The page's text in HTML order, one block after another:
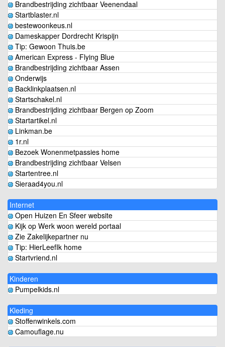
Brandbestrijding zichtbaar Veenendaal
Startblaster.nl
bestewoonkeus.nl
Dameskapper Dordrecht Krispijn
Tip: Gewoon Thuis.be
American Express - Flying Blue
Brandbestrijding zichtbaar Assen
Onderwijs
Backlinkplaatsen.nl
Startschakel.nl
Brandbestrijding zichtbaar Bergen op Zoom
Startartikel.nl
Linkman.be
1r.nl
Bezoek Wonenmetpassies home
Brandbestrijding zichtbaar Velsen
Startentree.nl
Sieraad4you.nl
Internet
Open Huizen En Sfeer website
Kijk op Werk woon wereld portaal
Zie Zakelijkepartner nu
Tip: HierLeefIk home
Startvriend.nl
Kinderen
Pumpelkids.nl
Kleding
Stoffenwinkels.com
Camouflage.nu